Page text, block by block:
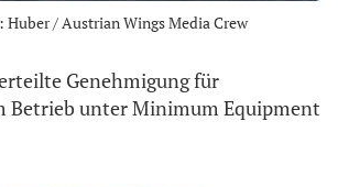
Huber / Austrian Wings Media Crew
Genehmigung für
Betrieb unter Minimum Equipment